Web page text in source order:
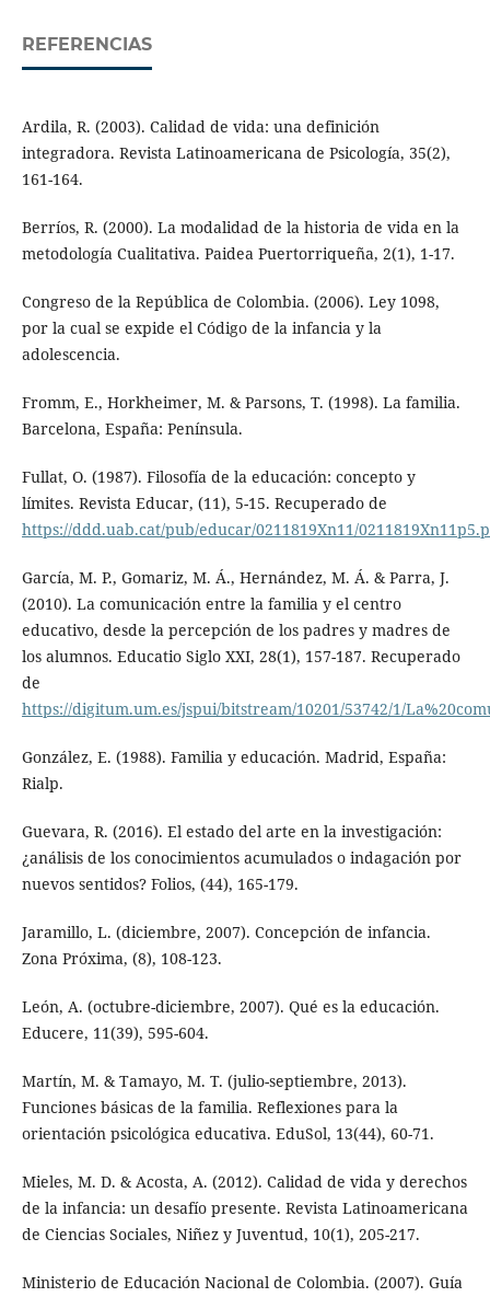
REFERENCIAS
Ardila, R. (2003). Calidad de vida: una definición
integradora. Revista Latinoamericana de Psicología, 35(2),
161-164.
Berríos, R. (2000). La modalidad de la historia de vida en la
metodología Cualitativa. Paidea Puertorriqueña, 2(1), 1-17.
Congreso de la República de Colombia. (2006). Ley 1098,
por la cual se expide el Código de la infancia y la
adolescencia.
Fromm, E., Horkheimer, M. & Parsons, T. (1998). La familia.
Barcelona, España: Península.
Fullat, O. (1987). Filosofía de la educación: concepto y
límites. Revista Educar, (11), 5-15. Recuperado de
https://ddd.uab.cat/pub/educar/0211819Xn11/
García, M. P., Gomariz, M. Á., Hernández, M. Á. & Parra, J.
(2010). La comunicación entre la familia y el centro
educativo, desde la percepción de los padres y madres de
los alumnos. Educatio Siglo XXI, 28(1), 157-187. Recuperado
de
https://digitum.um.es/jspui/bitstream/10201/53742/1/
González, E. (1988). Familia y educación. Madrid, España:
Rialp.
Guevara, R. (2016). El estado del arte en la investigación:
¿análisis de los conocimientos acumulados o indagación por
nuevos sentidos? Folios, (44), 165-179.
Jaramillo, L. (diciembre, 2007). Concepción de infancia.
Zona Próxima, (8), 108-123.
León, A. (octubre-diciembre, 2007). Qué es la educación.
Educere, 11(39), 595-604.
Martín, M. & Tamayo, M. T. (julio-septiembre, 2013).
Funciones básicas de la familia. Reflexiones para la
orientación psicológica educativa. EduSol, 13(44), 60-71.
Mieles, M. D. & Acosta, A. (2012). Calidad de vida y derechos
de la infancia: un desafío presente. Revista Latinoamericana
de Ciencias Sociales, Niñez y Juventud, 10(1), 205-217.
Ministerio de Educación Nacional de Colombia. (2007). Guía